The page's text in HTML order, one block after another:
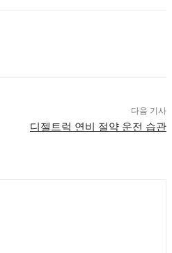
다음 기사
디젤트럭 연비 절약 운전 습관